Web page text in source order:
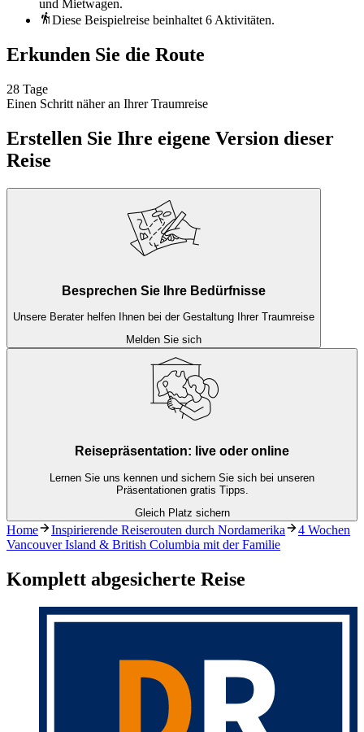
und Mietwagen.
Diese Beispielreise beinhaltet 6 Aktivitäten.
Erkunden Sie die Route
28 Tage
Einen Schritt näher an Ihrer Traumreise
Erstellen Sie Ihre eigene Version dieser
Reise
Besprechen Sie Ihre Bedürfnisse
Unsere Berater helfen Ihnen bei der Gestaltung Ihrer Traumreise
Melden Sie sich
Reisepräsentation: live oder online
Lernen Sie uns kennen und sichern Sie sich bei unseren
Präsentationen gratis Tipps.
Gleich Platz sichern
Home Inspirierende Reiserouten durch Nordamerika
4 Wochen
Vancouver Island & British Columbia mit der Familie
Komplett abgesicherte Reise